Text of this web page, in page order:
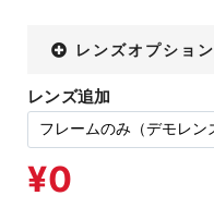
レンズオプション
レンズ追加